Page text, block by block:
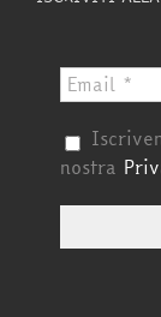
nostra